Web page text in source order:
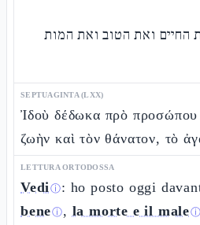
החיים ואת הטוב ואת המות
SEPTUAGINTA (LXX)
Ἰδοὺ δέδωκα πρὸ
ζωὴν καὶ τὸν θάνατον, τὸ
LETTURA ORTODOSSA
Vediⓘ: ho posto oggi
beneⓘ, la morte e il maleⓘ